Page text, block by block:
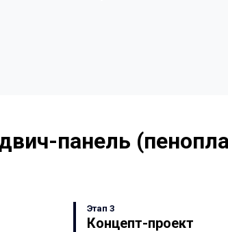
панель
Этап 3
Концепт-проект